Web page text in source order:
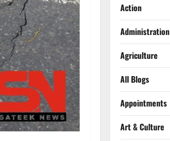
Action
Administration
Agriculture
All Blogs
Appointments
Art & Culture